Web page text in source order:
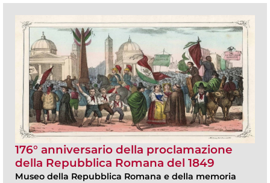
176° anniversario della proclamazione
della Repubblica Romana del 1849
Museo della Repubblica Romana e della memoria